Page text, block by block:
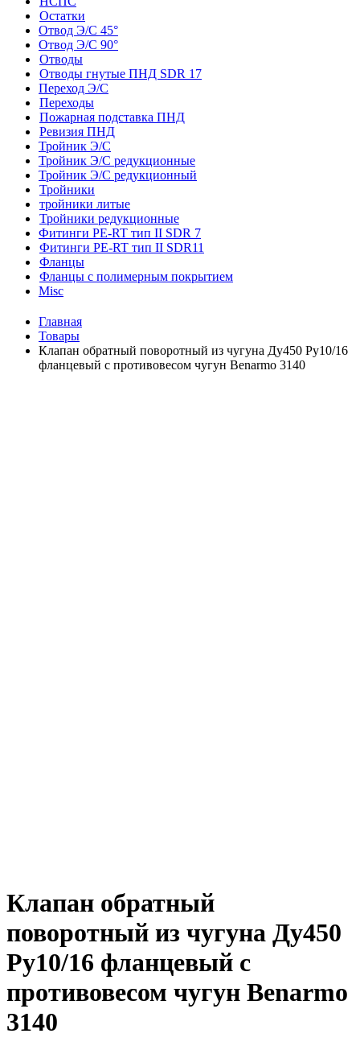
Остатки
Отвод Э/С 45°
Отвод Э/С 90°
Отводы
Отводы гнутые ПНД SDR 17
Переход Э/С
Переходы
Пожарная подставка ПНД
Ревизия ПНД
Тройник Э/С
Тройник Э/С редукционные
Тройник Э/С редукционный
Тройники
тройники литые
Тройники редукционные
Фитинги PE-RT тип II SDR 7
Фитинги PE-RT тип II SDR11
Фланцы
Фланцы с полимерным покрытием
Misc
Главная
Товары
Клапан обратный поворотный из чугуна Ду450 Ру10/16
фланцевый с противовесом чугун Benarmo 3140
Клапан обратный
поворотный из чугуна Ду450
Ру10/16 фланцевый с
противовесом чугун Benarmo
3140